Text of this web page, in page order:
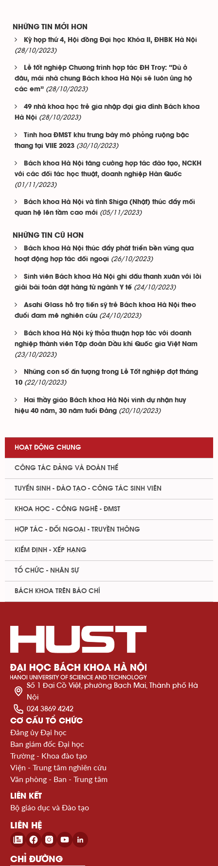
NHỮNG TIN MỚI HƠN
Kỳ họp thứ 4, Hội đồng Đại học Khóa II, ĐHBK Hà Nội
(28/10/2023)
Lễ tốt nghiệp Chương trình hợp tác ĐH Troy: “Dù ở
đâu, mái nhà chung Bách khoa Hà Nội sẽ luôn ủng hộ
các em” (28/10/2023)
49 nhà khoa học trẻ gia nhập đại gia đình Bách khoa
Hà Nội (28/10/2023)
Tinh hoa ĐMST khu trưng bày mô phỏng ruộng bậc
thang tại VIIE 2023 (30/10/2023)
Bách khoa Hà Nội tăng cường hợp tác đào tạo, NCKH
với các đối tác học thuật, doanh nghiệp Hàn Quốc
(01/11/2023)
Bách khoa Hà Nội và tỉnh Shiga (Nhật) thúc đẩy mối
quan hệ lên tầm cao mới (05/11/2023)
NHỮNG TIN CŨ HƠN
Bách khoa Hà Nội thúc đẩy phát triển bền vững qua
hoạt động hợp tác đối ngoại (26/10/2023)
Sinh viên Bách khoa Hà Nội ghi dấu thanh xuân với lời
giải bài toán đặt hàng từ ngành Y tế (24/10/2023)
Asahi Glass hỗ trợ tiến sỹ trẻ Bách khoa Hà Nội theo
đuổi đam mê nghiên cứu (24/10/2023)
Bách khoa Hà Nội ký thỏa thuận hợp tác với doanh
nghiệp thành viên Tập đoàn Dầu khí Quốc gia Việt Nam
(23/10/2023)
Những con số ấn tượng trong Lễ Tốt nghiệp đợt tháng
10 (22/10/2023)
Hai thầy giáo Bách khoa Hà Nội vinh dự nhận huy
hiệu 40 năm, 30 năm tuổi Đảng (20/10/2023)
HOẠT ĐỘNG CHUNG
CÔNG TÁC ĐẢNG VÀ ĐOÀN THỂ
TUYỂN SINH - ĐÀO TẠO - CÔNG TÁC SINH VIÊN
KHOA HỌC - CÔNG NGHỆ - ĐMST
HỢP TÁC - ĐỐI NGOẠI - TRUYỀN THÔNG
KIỂM ĐỊNH - XẾP HẠNG
TỔ CHỨC - NHÂN SỰ
BÁCH KHOA TRÊN BÁO CHÍ
Số 1 Đại Cồ Việt, phường Bạch Mai, Thành phố Hà
Nội
024 3869 4242
CƠ CẤU TỔ CHỨC
Đảng ủy Đại học
Ban giám đốc Đại học
Trường - Khoa đào tạo
Viện - Trung tâm nghiên cứu
Văn phòng - Ban - Trung tâm
LIÊN KẾT
Bộ giáo dục và Đào tạo
LIÊN HỆ
CHỈ ĐƯỜNG